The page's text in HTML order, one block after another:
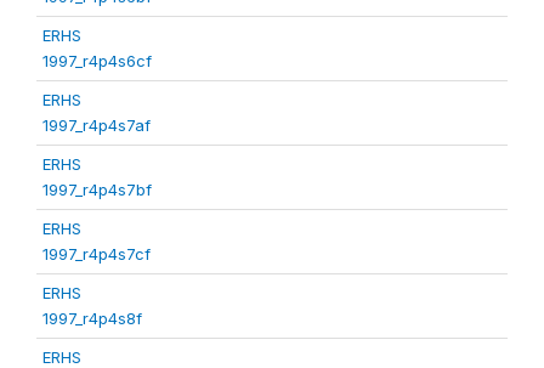
ERHS
1997_r4p4s6cf
ERHS
1997_r4p4s7af
ERHS
1997_r4p4s7bf
ERHS
1997_r4p4s7cf
ERHS
1997_r4p4s8f
ERHS